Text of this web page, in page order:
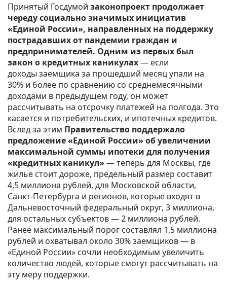
Принятый Госдумой законопроект продолжает
череду социально значимых инициатив
«Единой России», направленных на поддержку
пострадавших от пандемии граждан и
предпринимателей. Одним из первых был
закон о кредитных каникулах— если
доходы заемщика за прошедший месяц упали на
30% и более по сравнению со среднемесячными
доходами в предыдущем году, он может
рассчитывать на отсрочку платежей на полгода. Это
касается и потребительских, и ипотечных кредитов.
Вслед за этим Правительство поддержало
предложение «Единой России» об увеличении
максимальной суммы ипотеки для получения
«кредитных каникул» — теперь для Москвы, где
жилье стоит дороже, предельный размер составит
4,5 миллиона рублей, для Московской области,
Санкт-Петербурга и регионов, которые входят в
Дальневосточный федеральный округ, 3 миллиона,
для остальных субъектов — 2 миллиона рублей.
Ранее максимальный порог составлял 1,5 миллиона
рублей и охватывал около 30% заемщиков — в
«Единой России» сочли необходимым увеличить
количество людей, которые смогут рассчитывать на
эту меру поддержки.